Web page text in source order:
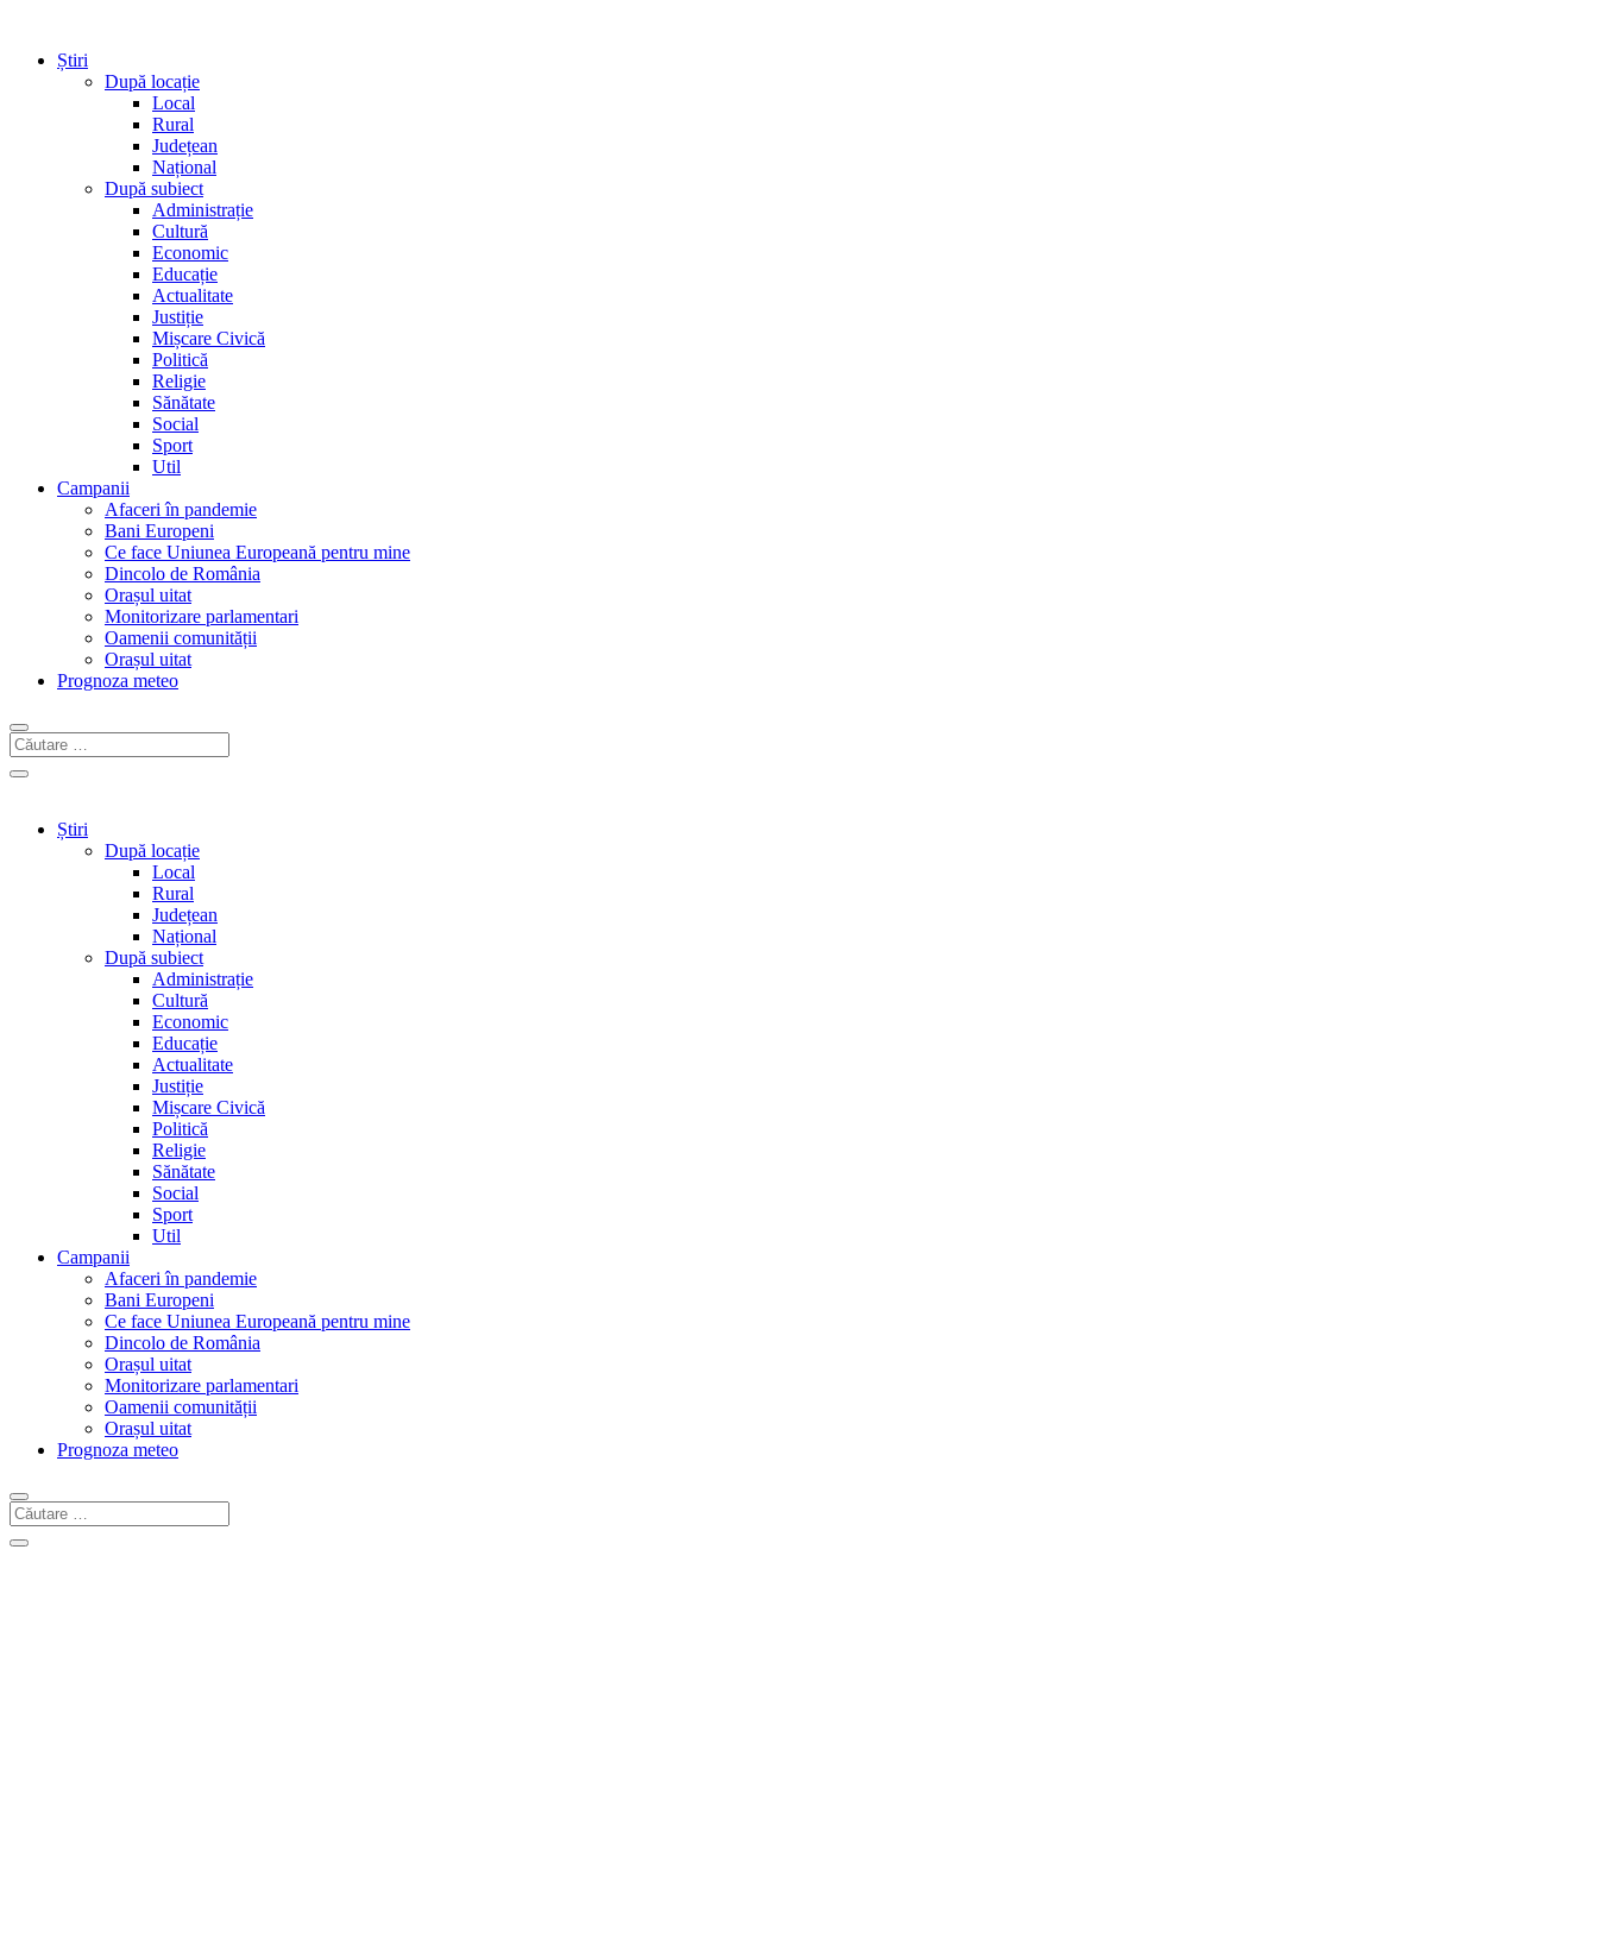
Știri
După locație
Local
Rural
Județean
Național
După subiect
Administrație
Cultură
Economic
Educație
Actualitate
Justiție
Mișcare Civică
Politică
Religie
Sănătate
Social
Sport
Util
Campanii
Afaceri în pandemie
Bani Europeni
Ce face Uniunea Europeană pentru mine
Dincolo de România
Orașul uitat
Monitorizare parlamentari
Oamenii comunității
Orașul uitat
Prognoza meteo
Știri
După locație
Local
Rural
Județean
Național
După subiect
Administrație
Cultură
Economic
Educație
Actualitate
Justiție
Mișcare Civică
Politică
Religie
Sănătate
Social
Sport
Util
Campanii
Afaceri în pandemie
Bani Europeni
Ce face Uniunea Europeană pentru mine
Dincolo de România
Orașul uitat
Monitorizare parlamentari
Oamenii comunității
Orașul uitat
Prognoza meteo